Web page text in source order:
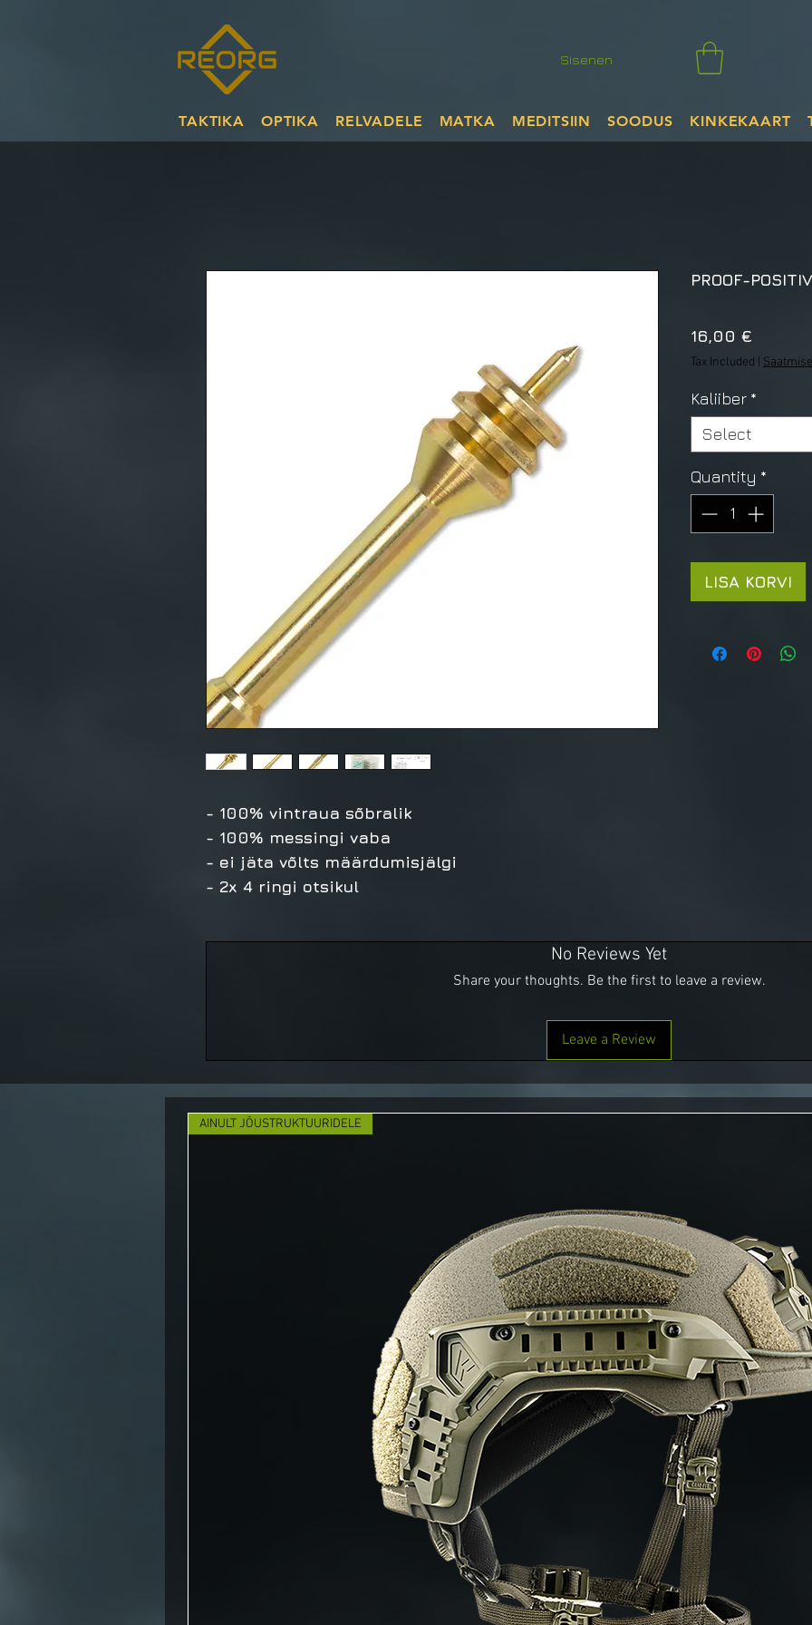
Sisenen
TAKTIKA OPTIKA RELVADELE MATKA MEDITSIIN SOODUS KINKEKAART
- 100% vintraua sõbralik
- 100% messingi vaba
- ei jäta võlts määrdumisjälgi
- 2x 4 ringi otsikul
PROOF-
16,00 €
Tax Included
Kaliiber *
Select
Quantity *
LISA KORVI
No Reviews Yet
Share your thoughts. Be the first to leave a review.
Leave a Review
AINULT JÕUSTRUKTUURIDELE